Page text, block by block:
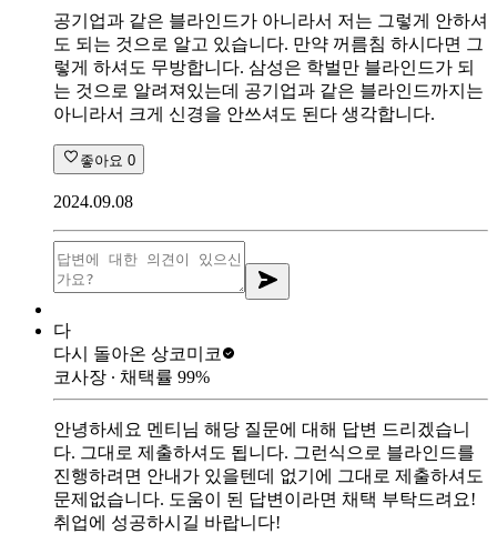
공기업과 같은 블라인드가 아니라서 저는 그렇게 안하셔
도 되는 것으로 알고 있습니다. 만약 꺼름침 하시다면 그
렇게 하셔도 무방합니다. 삼성은 학벌만 블라인드가 되
는 것으로 알려져있는데 공기업과 같은 블라인드까지는
아니라서 크게 신경을 안쓰셔도 된다 생각합니다.
좋아요 0
2024.09.08
다
다시 돌아온 상코미코
코사장 ∙ 채택률 99%
안녕하세요 멘티님 해당 질문에 대해 답변 드리겠습니
다. 그대로 제출하셔도 됩니다. 그런식으로 블라인드를
진행하려면 안내가 있을텐데 없기에 그대로 제출하셔도
문제없습니다. 도움이 된 답변이라면 채택 부탁드려요!
취업에 성공하시길 바랍니다!